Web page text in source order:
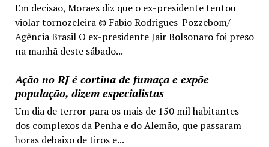
Em decisão, Moraes diz que o ex-presidente tentou
violar tornozeleira © Fabio Rodrigues-Pozzebom/
Agência Brasil O ex-presidente Jair Bolsonaro foi preso
na manhã deste sábado...
Ação no RJ é cortina de fumaça e expõe
população, dizem especialistas
Um dia de terror para os mais de 150 mil habitantes
dos complexos da Penha e do Alemão, que passaram
horas debaixo de tiros e...